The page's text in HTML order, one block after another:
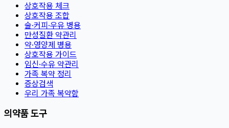
상호작용 체크
상호작용 조합
술·커피·우유 병용
만성질환 약관리
약·영양제 병용
상호작용 가이드
임신·수유 약관리
가족 복약 정리
증상검색
우리 가족 복약함
의약품 도구